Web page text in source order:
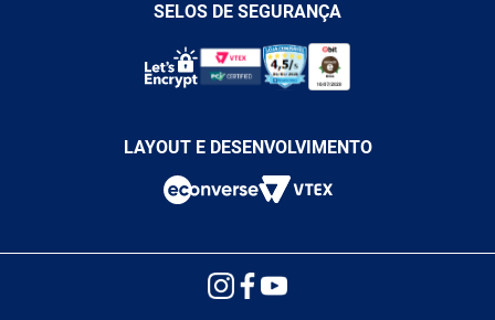
SELOS DE SEGURANÇA
LAYOUT E DESENVOLVIMENTO